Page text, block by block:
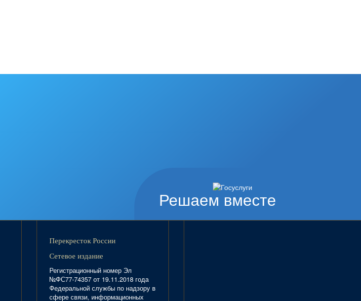
Решаем вместе
Перекресток России
Сетевое издание
Регистрационный номер Эл
№ФС77-74357 от 19.11.2018 года
Федеральной службы по надзору в
сфере связи, информационных